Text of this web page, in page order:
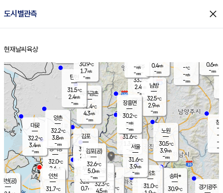
도시별관측 close
홈
현재날씨 육상
양주
33.3℃
2.4
-mm
과천
경기광주
경서동
32.0℃
2.6 m/s
-mm
파주금촌
31.4℃
4.3m/s
-mm
-℃
-m/s
-mm
대곶
32.2℃
3.4m/s
-mm
창
-
-m/
-
탄현
31.5℃
2.4m/s
-mm
0.6m/s
-mm
김포
31.6℃
2.1 m/s
mm
광명
32.1
℃
부천
32.3℃
0.7m/s
양촌
32.2℃
3.8m/s
-mm
구로
32.3℃
4.5m/s
은평
31.6℃
1.3 m/s
- mm
노원
30.5℃
3.9m/s
-mm
송파*
30.9℃
서초
31.0℃
남방
32.5℃
2.9m/s
-mm
장흥면
30.2℃
-m/s
-mm
-m/s
-mm
인천(공)
김포(공)
32.6℃
5.0m/s
-mm
인천
31.7℃
서울
31.6℃
3.9m/s
-mm
30.9℃
1.7m/s
-mm
0.4m/s
-mm